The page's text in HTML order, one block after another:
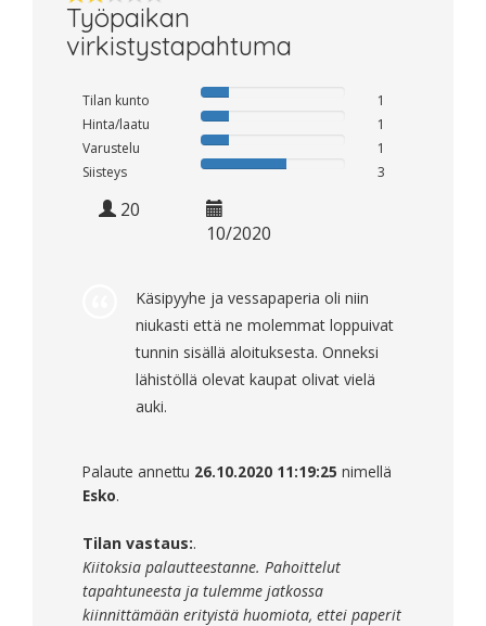
Työpaikan
virkistystapahtuma
Tilan kunto
1
Hinta/laatu
1
Varustelu
1
Siisteys
3
20
10/2020
Käsipyyhe ja vessapaperia oli niin
niukasti että ne molemmat loppuivat
tunnin sisällä aloituksesta. Onneksi
lähistöllä olevat kaupat olivat vielä
auki.
Palaute annettu 26.10.2020 11:19:25 nimellä
Esko.
Tilan vastaus:.
Kiitoksia palautteestanne. Pahoittelut
tapahtuneesta ja tulemme jatkossa
kiinnittämään erityistä huomiota, ettei paperit